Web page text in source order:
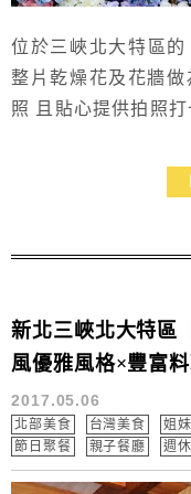
位於三峽北大特區
整片乾燥花及花牆
照 且貼心提供拍照
也非常豐富美味 難
新北三峽北大特區
風優雅風格×豐富
2017.05.06
北部美食 台灣美食 姐
節日聚餐
親子餐廳 週